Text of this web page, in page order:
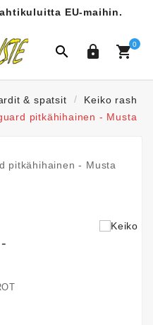
EU-maihin.
  0
& spatsit
Keiko rash
pitkähihainen - Musta